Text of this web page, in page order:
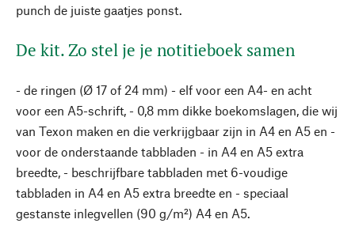
punch de juiste gaatjes ponst.
De kit. Zo stel je je notitieboek samen
- de ringen (Ø 17 of 24 mm) - elf voor een A4- en acht
voor een A5-schrift, - 0,8 mm dikke boekomslagen, die wij
van Texon maken en die verkrijgbaar zijn in A4 en A5 en -
voor de onderstaande tabbladen - in A4 en A5 extra
breedte, - beschrijfbare tabbladen met 6-voudige
tabbladen in A4 en A5 extra breedte en - speciaal
gestanste inlegvellen (90 g/m²) A4 en A5.